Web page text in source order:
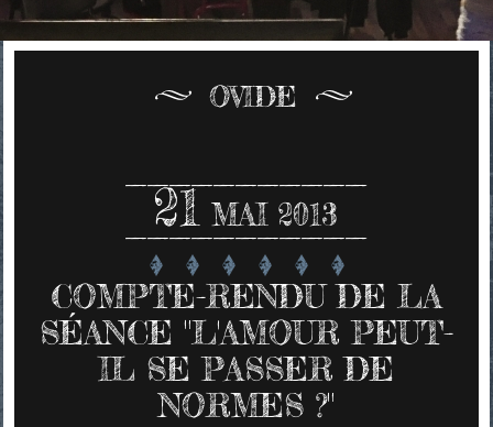
OVIDE
21 MAI 2013
COMPTE-RENDU DE LA
SÉANCE "L'AMOUR PEUT-
IL SE PASSER DE
NORMES ?"